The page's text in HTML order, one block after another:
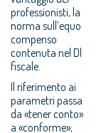
professionisti, la
norma sull’equo
compenso
contenuta nel Dl
fiscale.
Il riferimento ai
parametri passa
da «tener conto»
a «conforme»;